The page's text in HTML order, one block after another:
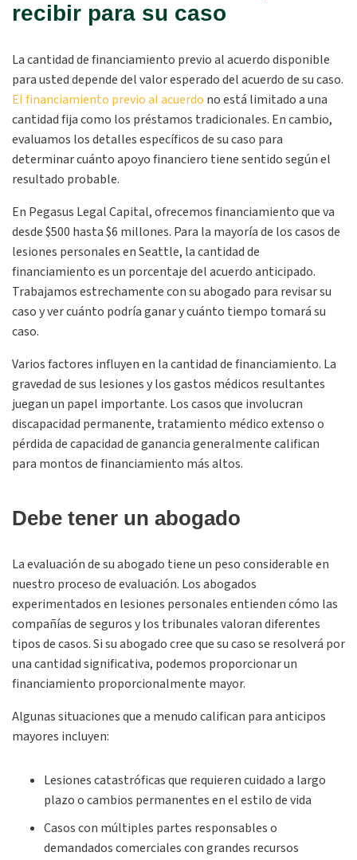
recibir para su caso
La cantidad de financiamiento previo al acuerdo disponible
para usted depende del valor esperado del acuerdo de su caso.
El financiamiento previo al acuerdo no está limitado a una
cantidad fija como los préstamos tradicionales. En cambio,
evaluamos los detalles específicos de su caso para
determinar cuánto apoyo financiero tiene sentido según el
resultado probable.
En Pegasus Legal Capital, ofrecemos financiamiento que va
desde $500 hasta $6 millones. Para la mayoría de los casos de
lesiones personales en Seattle, la cantidad de
financiamiento es un porcentaje del acuerdo anticipado.
Trabajamos estrechamente con su abogado para revisar su
caso y ver cuánto podría ganar y cuánto tiempo tomará su
caso.
Varios factores influyen en la cantidad de financiamiento. La
gravedad de sus lesiones y los gastos médicos resultantes
juegan un papel importante. Los casos que involucran
discapacidad permanente, tratamiento médico extenso o
pérdida de capacidad de ganancia generalmente califican
para montos de financiamiento más altos.
Debe tener un abogado
La evaluación de su abogado tiene un peso considerable en
nuestro proceso de evaluación. Los abogados
experimentados en lesiones personales entienden cómo las
compañías de seguros y los tribunales valoran diferentes
tipos de casos. Si su abogado cree que su caso se resolverá por
una cantidad significativa, podemos proporcionar un
financiamiento proporcionalmente mayor.
Algunas situaciones que a menudo califican para anticipos
mayores incluyen:
Lesiones catastróficas que requieren cuidado a largo
plazo o cambios permanentes en el estilo de vida
Casos con múltiples partes responsables o
demandados comerciales con grandes recursos